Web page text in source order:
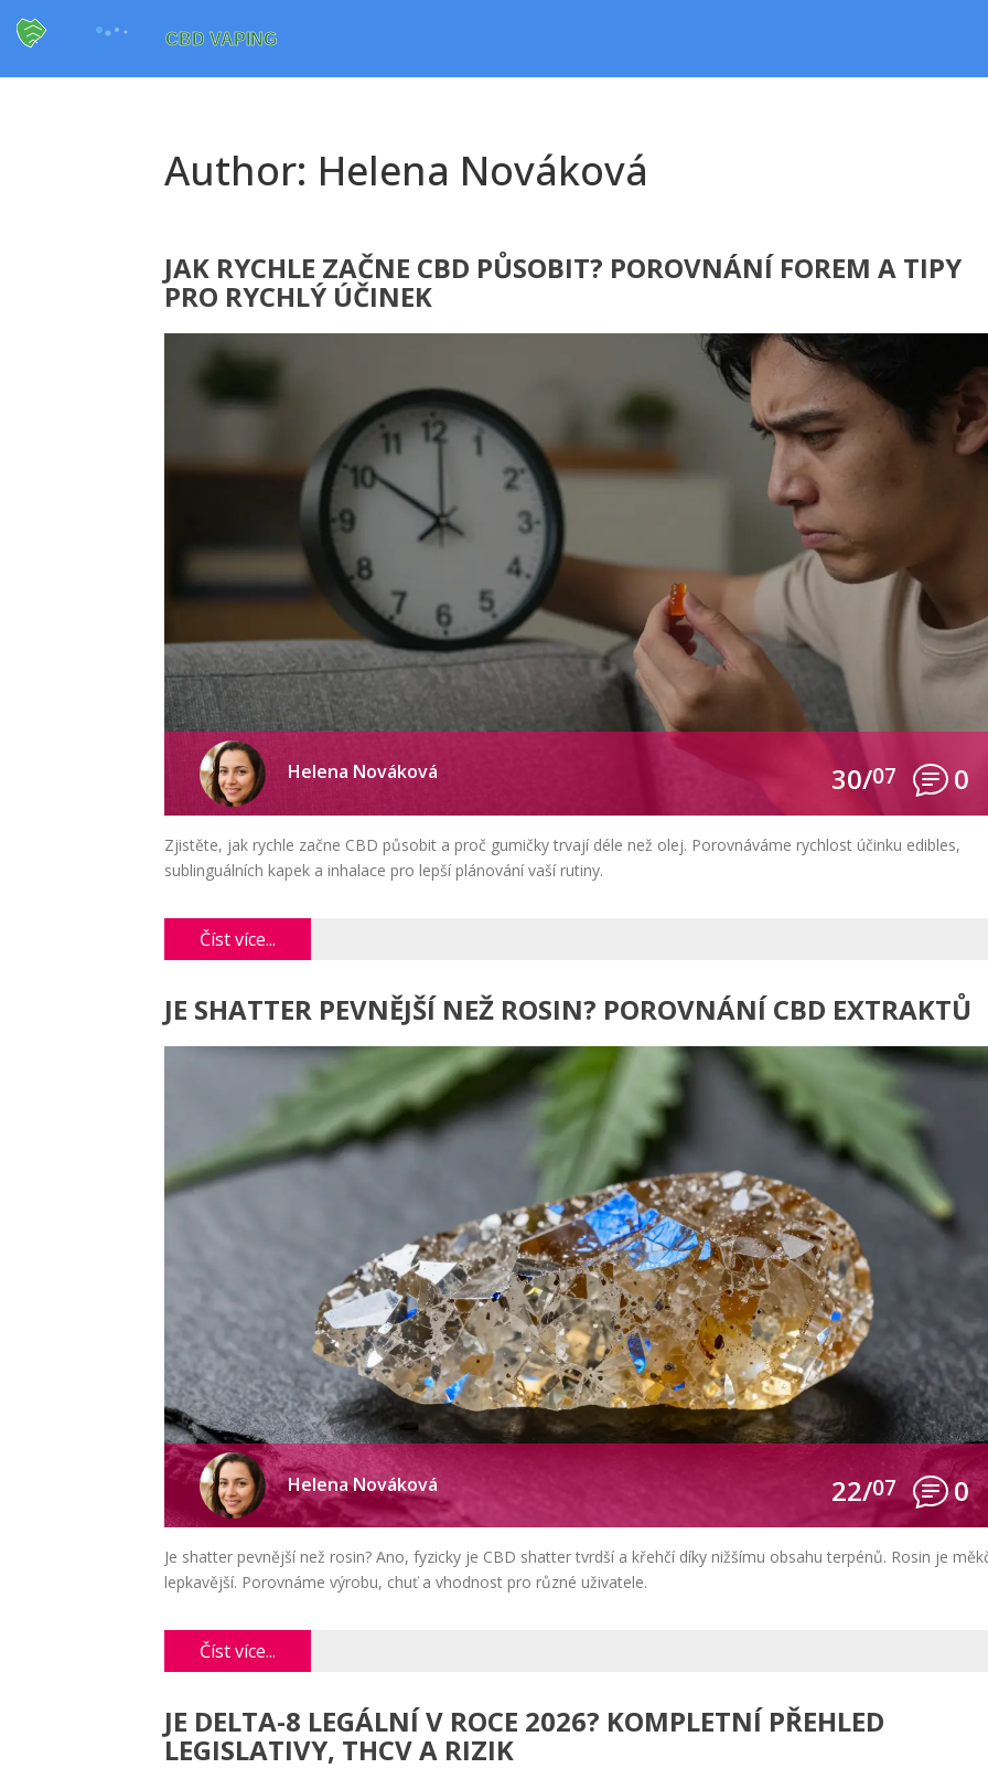
Author: Helena Nováková
JAK RYCHLE ZAČNE CBD PŮSOBIT? POROVNÁNÍ FOREM A TIPY
PRO RYCHLÝ ÚČINEK
Helena Nováková 30/07 0
Zjistěte, jak rychle začne CBD působit a proč gumičky trvají déle než olej. Porovnáváme rychlost účinku edibles,
sublinguálních kapek a inhalace pro lepší plánování vaší rutiny.
Číst více...
JE SHATTER PEVNĚJŠÍ NEŽ ROSIN? POROVNÁNÍ CBD EXTRAKTŮ
Helena Nováková 22/07 0
Je shatter pevnější než rosin? Ano, fyzicky je CBD shatter tvrdší a křehčí díky nižšímu obsahu terpénů. Rosin je
lepkavější. Porovnáme výrobu, chuť a vhodnost pro různé uživatele.
Číst více...
JE DELTA-8 LEGÁLNÍ V ROCE 2026? KOMPLETNÍ PŘEHLED
LEGISLATIVY, THCV A RIZIK